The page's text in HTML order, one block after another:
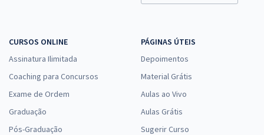
Administrador
à vista
ou 12x de
R$27,99
Economize R$ 83,98 (-20%)
Comprar
CURSOS ONLINE
Assinatura Ilimitada
Coaching para Concursos
Exame de Ordem
Graduação
Pós-Graduação
PÁGINAS ÚTEIS
Depoimentos
Material Grátis
Aulas ao Vivo
Aulas Grátis
Sugerir Curso